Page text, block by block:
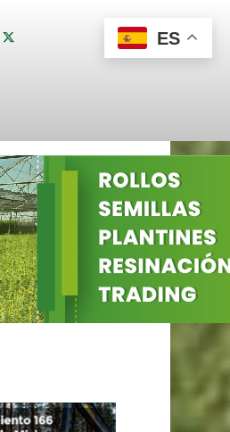
ES